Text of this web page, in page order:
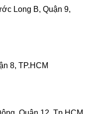
Long B, Quận 9,
8, TP.HCM